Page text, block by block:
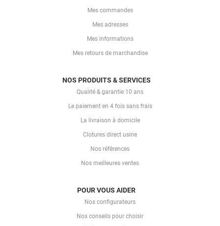
Mes commandes
Mes adresses
Mes informations
Mes retours de marchandise
NOS PRODUITS & SERVICES
Qualité & garantie 10 ans
Le paiement en 4 fois sans frais
La livraison à domicile
Clotures direct usine
Nos références
Nos meilleures ventes
POUR VOUS AIDER
Nos configurateurs
Nos conseils pour choisir